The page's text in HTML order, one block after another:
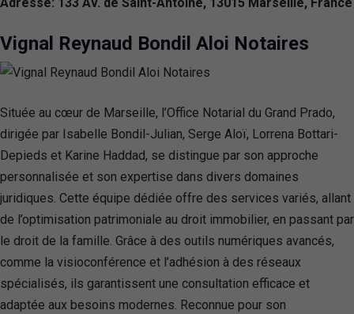
Vignal Reynaud Bondil Aloi Notaires
Située au cœur de Marseille, l’Office Notarial du Grand Prado,
dirigée par Isabelle Bondil-Julian, Serge Aloï, Lorrena Bottari-
Depieds et Karine Haddad, se distingue par son approche
personnalisée et son expertise dans divers domaines
juridiques. Cette équipe dédiée offre des services variés, allant
de l’optimisation patrimoniale au droit immobilier, en passant par
le droit de la famille. Grâce à des outils numériques avancés,
comme la visioconférence et l’adhésion à des réseaux
spécialisés, ils garantissent une consultation efficace et
adaptée aux besoins modernes. Reconnue pour son